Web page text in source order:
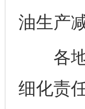
油生产
各地
细化责